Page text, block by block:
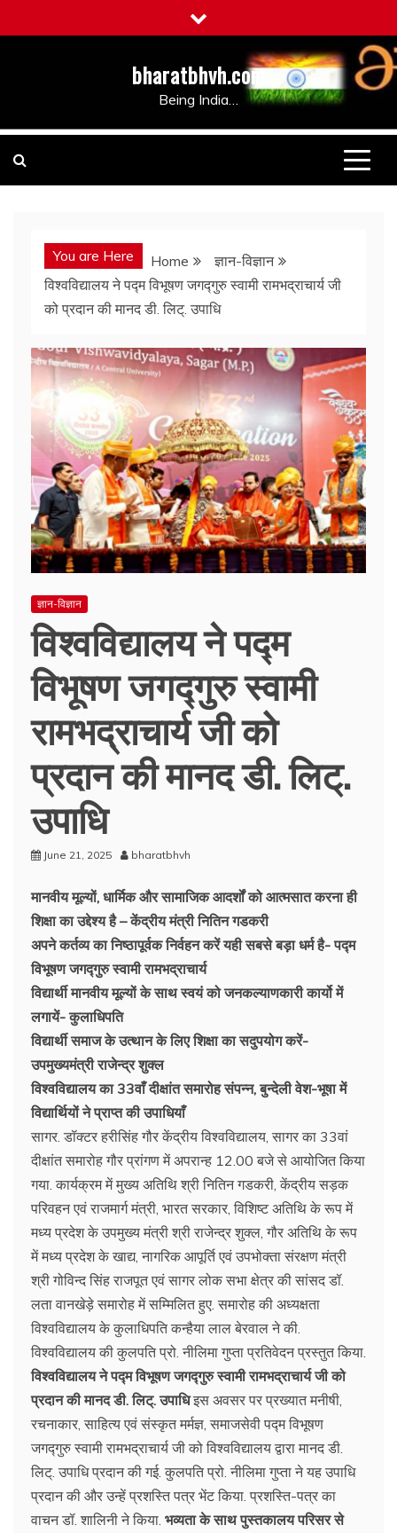
to
bharatbhvh.com
Being India…
You are Here Home
ज्ञान-विज्ञान
विश्वविद्यालय ने पद्म विभूषण जगद्गुरु स्वामी रामभद्राचार्य जी
को प्रदान की मानद डी. लिट्. उपाधि
ज्ञान-विज्ञान
विश्वविद्यालय ने पद्म
विभूषण जगद्गुरु स्वामी
रामभद्राचार्य जी को
प्रदान की मानद डी. लिट्.
उपाधि
June 21, 2025 bharatbhvh
मानवीय मूल्यों, धार्मिक और सामाजिक आदर्शों को आत्मसात करना ही
शिक्षा का उद्देश्य है – केंद्रीय मंत्री नितिन गडकरी
अपने कर्तव्य का निष्ठापूर्वक निर्वहन करें यही सबसे बड़ा धर्म है- पद्म
विभूषण जगद्गुरु स्वामी रामभद्राचार्य
विद्यार्थी मानवीय मूल्यों के साथ स्वयं को जनकल्याणकारी कार्यो में
लगायें- कुलाधिपति
विद्यार्थी समाज के उत्थान के लिए शिक्षा का सदुपयोग करें-
उपमुख्यमंत्री राजेन्द्र शुक्ल
विश्वविद्यालय का 33वाँ दीक्षांत समारोह संपन्न, बुन्देली वेश-भूषा में
विद्यार्थियों ने प्राप्त की उपाधियाँ
सागर. डॉक्टर हरीसिंह गौर केंद्रीय विश्वविद्यालय, सागर का 33वां
दीक्षांत समारोह गौर प्रांगण में अपरान्ह 12.00 बजे से आयोजित किया
गया. कार्यक्रम में मुख्य अतिथि श्री नितिन गडकरी, केंद्रीय सड़क
परिवहन एवं राजमार्ग मंत्री, भारत सरकार, विशिष्ट अतिथि के रूप में
मध्य प्रदेश के उपमुख्य मंत्री श्री राजेन्द्र शुक्ल, गौर अतिथि के रूप
में मध्य प्रदेश के खाद्य, नागरिक आपूर्ति एवं उपभोक्ता संरक्षण मंत्री
श्री गोविन्द सिंह राजपूत एवं सागर लोक सभा क्षेत्र की सांसद डॉ.
लता वानखेड़े समारोह में सम्मिलित हुए. समारोह की अध्यक्षता
विश्वविद्यालय के कुलाधिपति कन्हैया लाल बेरवाल ने की.
विश्वविद्यालय की कुलपति प्रो. नीलिमा गुप्ता प्रतिवेदन प्रस्तुत किया.
विश्वविद्यालय ने पद्म विभूषण जगद्गुरु स्वामी रामभद्राचार्य जी को
प्रदान की मानद डी. लिट्. उपाधिइस अवसर पर प्रख्यात मनीषी,
रचनाकार, साहित्य एवं संस्कृत मर्मज्ञ, समाजसेवी पद्म विभूषण
जगद्गुरु स्वामी रामभद्राचार्य जी को विश्वविद्यालय द्वारा मानद डी.
लिट्. उपाधि प्रदान की गई. कुलपति प्रो. नीलिमा गुप्ता ने यह उपाधि
प्रदान की और उन्हें प्रशस्ति पत्र भेंट किया. प्रशस्ति-पत्र का
वाचन डॉ. शालिनी ने किया. भव्यता के साथ पुस्तकालय परिसर से